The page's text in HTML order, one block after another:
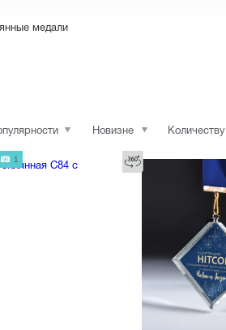
медали
Новизне Количеству
1